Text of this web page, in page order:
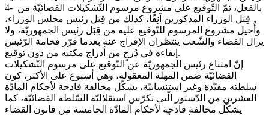
4- بالفعل، تمّ التّوقيع على مشروع مرسوم التّشكيلات القضائيّة من
قِبَل الوزراء المذكورين آنِفًا، كذلك من قِبَل رئيس مجلس الوزراء،
وأُحيل مشروع المرسوم للتّوقيع عليه من قِبَل رئيس الجمهوريّة، ولا
يزال القضاء والشّعب ينتظران الإفراج عنه بعدما قرّر فخامة الرّئيس
إبقاءه في دُرجٍ من أدراج مكتبه من دون توقيع.
إنّ امتناع رئيس الجمهوريّة عن التّوقيع على مرسوم التّشكيلات
القضائيّة ضمن المهلة المعقولة، وهي أسبوع على الأكثر، كون
سلطته مقيَّدة وغير استنسابيّة، يشكّل مخالفة فادحة لأحكام المادّة
العشرين من الدّستور الّتي تكرّس استقلاليّة السّلطة القضائيّة، كما
يشكّل مخالفة فادحة لأحكام المادّة الخامسة من قانون القضاء